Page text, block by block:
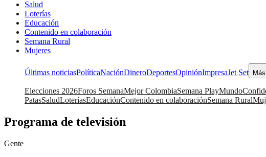
Salud
Loterías
Educación
Contenido en colaboración
Semana Rural
Mujeres
Últimas noticiasPolíticaNaciónDineroDeportesOpiniónImpresaJet Set Más
Elecciones 2026Foros SemanaMejor ColombiaSemana PlayMundo
PatasSaludLoteríasEducaciónContenido en colaboraciónSemana Rural
Programa de televisión
Gente